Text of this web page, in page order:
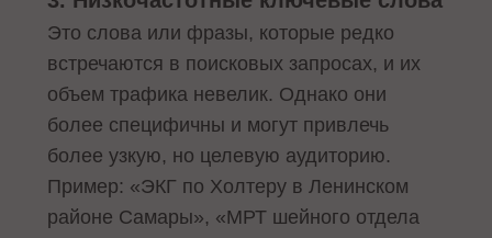
Это слова или фразы, которые редко
встречаются в поисковых запросах, и их
объем трафика невелик. Однако они
более специфичны и могут привлечь
более узкую, но целевую аудиторию.
Пример: «ЭКГ по Холтеру в Ленинском
районе Самары», «МРТ шейного отдела